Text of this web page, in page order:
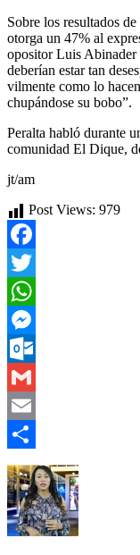
Sobre los resultados
otorga un 47% al
opositor Luis
deberían estar tan
vilmente como lo
chupándose su bobo”.
Peralta habló durante
comunidad El Dique,
jt/am
Post Views: 979
Facebook
Twitter
WhatsApp
Messenger
Outlook.com
Gmail
Email
Compartir